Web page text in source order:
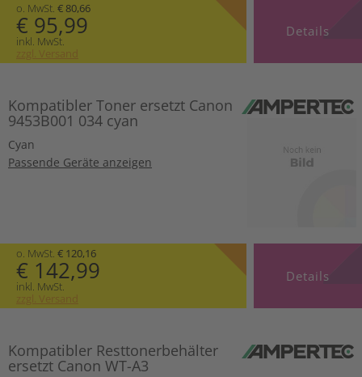
o. MwSt. € 80,66
€ 95,99
inkl. MwSt.
zzgl. Versand
Details
Kompatibler Toner ersetzt Canon
9453B001 034 cyan
Cyan
Passende Geräte anzeigen
o. MwSt. € 120,16
€ 142,99
inkl. MwSt.
zzgl. Versand
Details
Kompatibler Resttonerbehälter
ersetzt Canon WT-A3